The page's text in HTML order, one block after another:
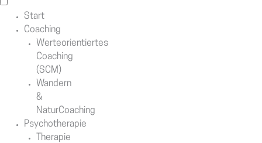
Start
Coaching
Werteorientiertes
Coaching
(SCM)
Wandern
&
NaturCoaching
Psychotherapie
Therapie